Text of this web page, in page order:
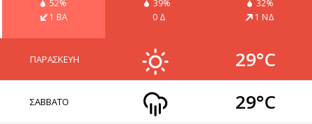
32%
1 ΝΔ
39%
0 Δ
52%
1 ΒΑ
ΠΑΡΑΣΚΕΥΗ 29°C
ΣΑΒΒΑΤΟ 29°C